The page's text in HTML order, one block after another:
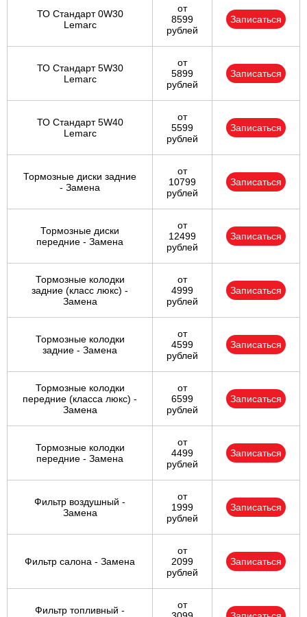
ТО Стандарт 0W30
Lemarc
от
8599
рублей
Записаться
ТО Стандарт 5W30
Lemarc
от
5899
рублей
Записаться
ТО Стандарт 5W40
Lemarc
от
5599
рублей
Записаться
Тормозные диски задние
- Замена
от
10799
рублей
Записаться
Тормозные диски
передние - Замена
от
12499
рублей
Записаться
Тормозные колодки
задние (класс люкс) -
Замена
от
4999
рублей
Записаться
Тормозные колодки
задние - Замена
от
4599
рублей
Записаться
Тормозные колодки
передние (класса люкс) -
Замена
от
6599
рублей
Записаться
Тормозные колодки
передние - Замена
от
4499
рублей
Записаться
Фильтр воздушный -
Замена
от
1999
рублей
Записаться
Фильтр салона - Замена
от
2099
рублей
Записаться
Фильтр топливный -
от